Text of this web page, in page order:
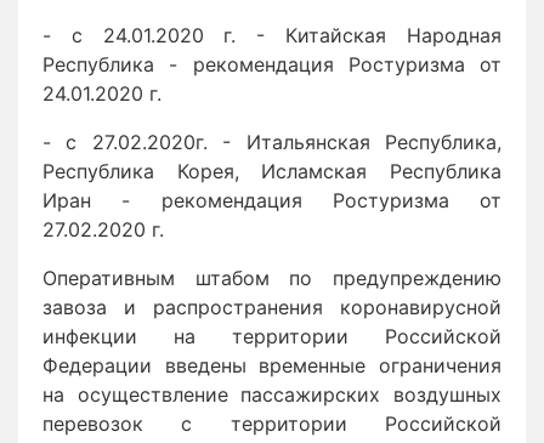
- с 24.01.2020 г. - Китайская Народная
Республика - рекомендация Ростуризма от
24.01.2020 г.
- с 27.02.2020г. - Итальянская Республика,
Республика Корея, Исламская Республика
Иран - рекомендация Ростуризма от
27.02.2020 г.
Оперативным штабом по предупреждению
завоза и распространения коронавирусной
инфекции на территории Российской
Федерации введены временные ограничения
на осуществление пассажирских воздушных
перевозок с территории Российской